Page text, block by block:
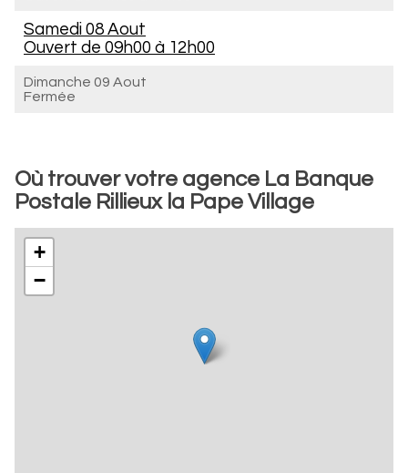
Samedi 08 Aout
Ouvert de 09h00 à 12h00
Dimanche 09 Aout
Fermée
Où trouver votre agence La Banque
Postale Rillieux la Pape Village
+
−